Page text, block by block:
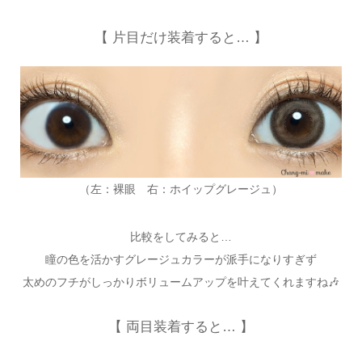
【 片目だけ装着すると… 】
（左：裸眼 右：ホイップグレージュ）
比較をしてみると…
瞳の色を活かすグレージュカラーが派手になりすぎず
太めのフチがしっかりボリュームアップを叶えてくれますね🎶
【 両目装着すると… 】